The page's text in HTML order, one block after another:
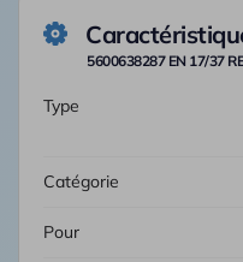
5600638287 EN 17/37
Type
Catégorie
Pour